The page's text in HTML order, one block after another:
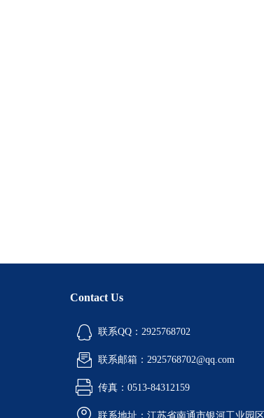
Contact Us
联系QQ：2925768702
联系邮箱：2925768702@qq.com
传真：0513-84312159
联系地址：江苏省南通市银河工业园区